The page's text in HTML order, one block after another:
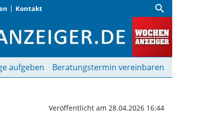
Kontakt search
| Wochenanzeiger
aufgeben Beratungstermin vereinbaren
Veröffentlicht am 28.04.2026 16:44